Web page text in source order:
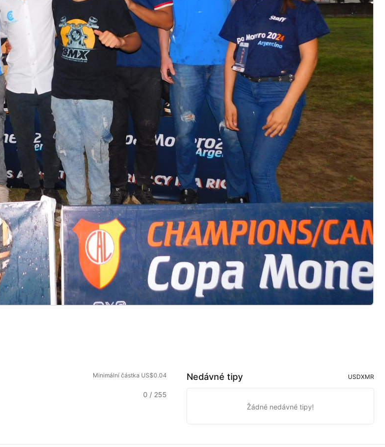
Minimální částka US$0.04
0 / 255
Nedávné tipy USDXMR
Žádné nedávné tipy!